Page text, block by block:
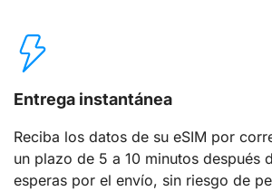
Entrega instantánea
Reciba los datos de su eSIM por
un plazo de 5 a 10 minutos después
esperas por el envío, sin riesgo de